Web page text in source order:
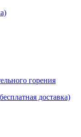
горения
доставка)